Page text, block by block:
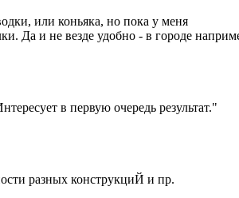
или коньяка, но пока у меня
Да и не везде удобно - в городе
в первую очередь результат."
разных конструкциЙ и пр.